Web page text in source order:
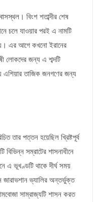
বিংশ শতাব্দীর শেষ
চলে যাওয়ার পরই এ নামটি
এর আগে কখনো ইরানের
লোকদের জন্য এ শব্দটি
তাজিক জনগণের জন্য
তার পত্তন হয়েছিল খ্রিষ্টপূর্ব
সম্রাটের শাসনাধীনে
এ ভূখণ্ডটি থাকে দীর্ঘ সময়
ভ্যালির অন্তর্ভুক্ত
সাম্রাজ্যটি শাসন করত